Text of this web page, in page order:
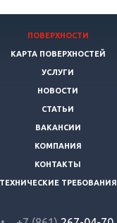
ПОВЕРХНОСТИ
КАРТА ПОВЕРХНОСТЕЙ
УСЛУГИ
НОВОСТИ
СТАТЬИ
ВАКАНСИИ
КОМПАНИЯ
КОНТАКТЫ
ТЕХНИЧЕСКИЕ ТРЕБОВАНИЯ